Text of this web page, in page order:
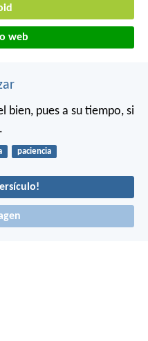
web
bien, pues a su tiempo, si
paciencia